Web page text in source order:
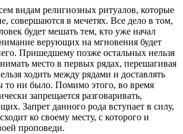
видам религиозных ритуалов, которые
совершаются в мечетях. Все дело в том,
будет мешать тем, кто уже начал
верующих на мгновения будет
Пришедшему позже остальных нельзя
место в первых рядах, перешагивая
ходить между рядами и доставлять
то ни было. Помимо этого, во время
запрещается разговаривать,
Запрет данного рода вступает в силу,
ко своему месту, с которого и
проповеди.